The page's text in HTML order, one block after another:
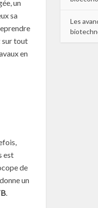
un
sa
sur tout
en
est
de
un
.
Les